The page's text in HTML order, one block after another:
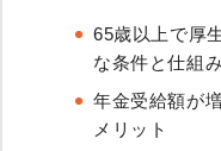
65歳以上で厚
な条件と仕組み
年金受給額が
メリット